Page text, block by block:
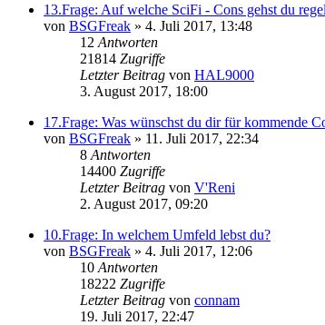
13.Frage: Auf welche SciFi - Cons gehst du
von BSGFreak » 4. Juli 2017, 13:48
12 Antworten
21814 Zugriffe
Letzter Beitrag von HAL9000
3. August 2017, 18:00
17.Frage: Was wünschst du dir für kommende
von BSGFreak » 11. Juli 2017, 22:34
8 Antworten
14400 Zugriffe
Letzter Beitrag von V'Reni
2. August 2017, 09:20
10.Frage: In welchem Umfeld lebst du?
von BSGFreak » 4. Juli 2017, 12:06
10 Antworten
18222 Zugriffe
Letzter Beitrag von connam
19. Juli 2017, 22:47